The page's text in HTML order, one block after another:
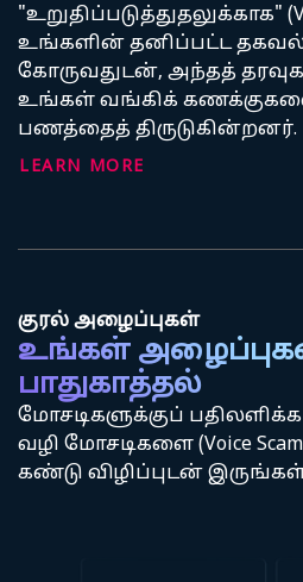
"உறுதிப்படுத்துதலுக்காக"
உங்களின் தனிப்பட்ட
கோருவதுடன், அந்தத்
உங்கள் வங்கிக்
பணத்தைத் திருடுகின்றனர்.
LEARN MORE
குரல் அழைப்புகள்
உங்கள்
பாதுகாத்தல்
மோசடிகளுக்குப்
வழி மோசடிகளை (Voice
கண்டு விழிப்புடன்